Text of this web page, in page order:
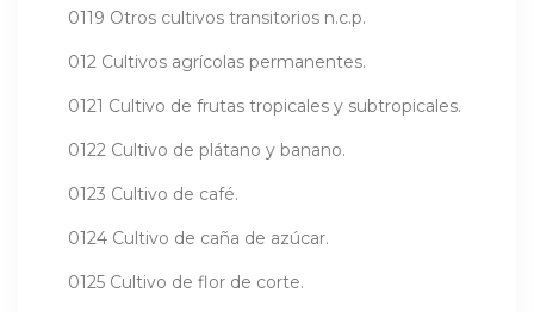
0119 Otros cultivos transitorios n.c.p.
012 Cultivos agrícolas permanentes.
0121 Cultivo de frutas tropicales y subtropicales.
0122 Cultivo de plátano y banano.
0123 Cultivo de café.
0124 Cultivo de caña de azúcar.
0125 Cultivo de flor de corte.